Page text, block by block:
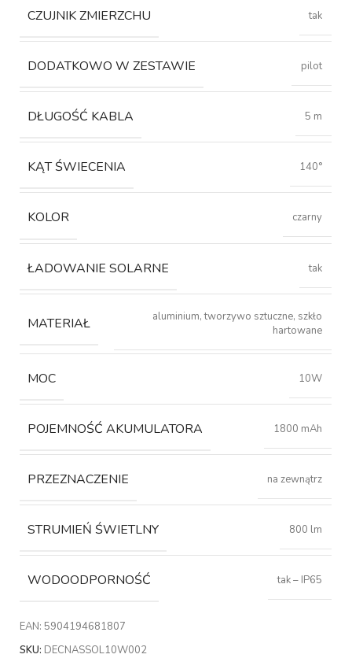
CZUJNIK ZMIERZCHU tak
DODATKOWO W ZESTAWIE pilot
DŁUGOŚĆ KABLA 5 m
KĄT ŚWIECENIA 140°
KOLOR czarny
ŁADOWANIE SOLARNE tak
MATERIAŁ
aluminium, tworzywo sztuczne, szkło
hartowane
MOC 10W
POJEMNOŚĆ AKUMULATORA 1800 mAh
PRZEZNACZENIE na zewnątrz
STRUMIEŃ ŚWIETLNY 800 lm
WODOODPORNOŚĆ tak – IP65
EAN: 5904194681807
SKU: DECNASSOL10W002